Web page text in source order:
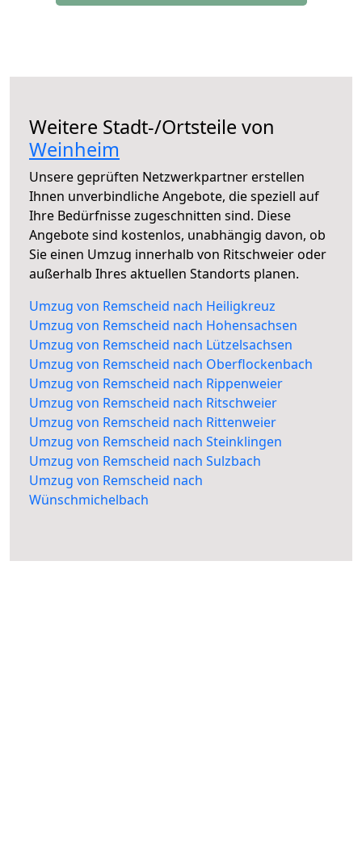
Weitere Stadt-/Ortsteile von
Weinheim
Unsere geprüften Netzwerkpartner erstellen
Ihnen unverbindliche Angebote, die speziell auf
Ihre Bedürfnisse zugeschnitten sind. Diese
Angebote sind kostenlos, unabhängig davon, ob
Sie einen Umzug innerhalb von Ritschweier oder
außerhalb Ihres aktuellen Standorts planen.
Umzug von Remscheid nach Heiligkreuz
Umzug von Remscheid nach Hohensachsen
Umzug von Remscheid nach Lützelsachsen
Umzug von Remscheid nach Oberflockenbach
Umzug von Remscheid nach Rippenweier
Umzug von Remscheid nach Ritschweier
Umzug von Remscheid nach Rittenweier
Umzug von Remscheid nach Steinklingen
Umzug von Remscheid nach Sulzbach
Umzug von Remscheid nach
Wünschmichelbach